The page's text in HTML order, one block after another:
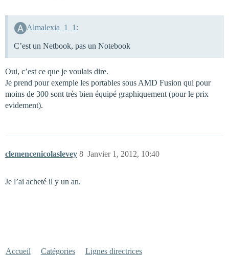
Almalexia_1_1:
C’est un Netbook, pas un Notebook
Oui, c’est ce que je voulais dire.
Je prend pour exemple les portables sous AMD Fusion qui pour
moins de 300 sont très bien équipé graphiquement (pour le prix
evidement).
clemencenicolaslevey Janvier 1, 2012, 10:40
8
Je l’ai acheté il y un an.
Accueil Catégories Lignes directrices